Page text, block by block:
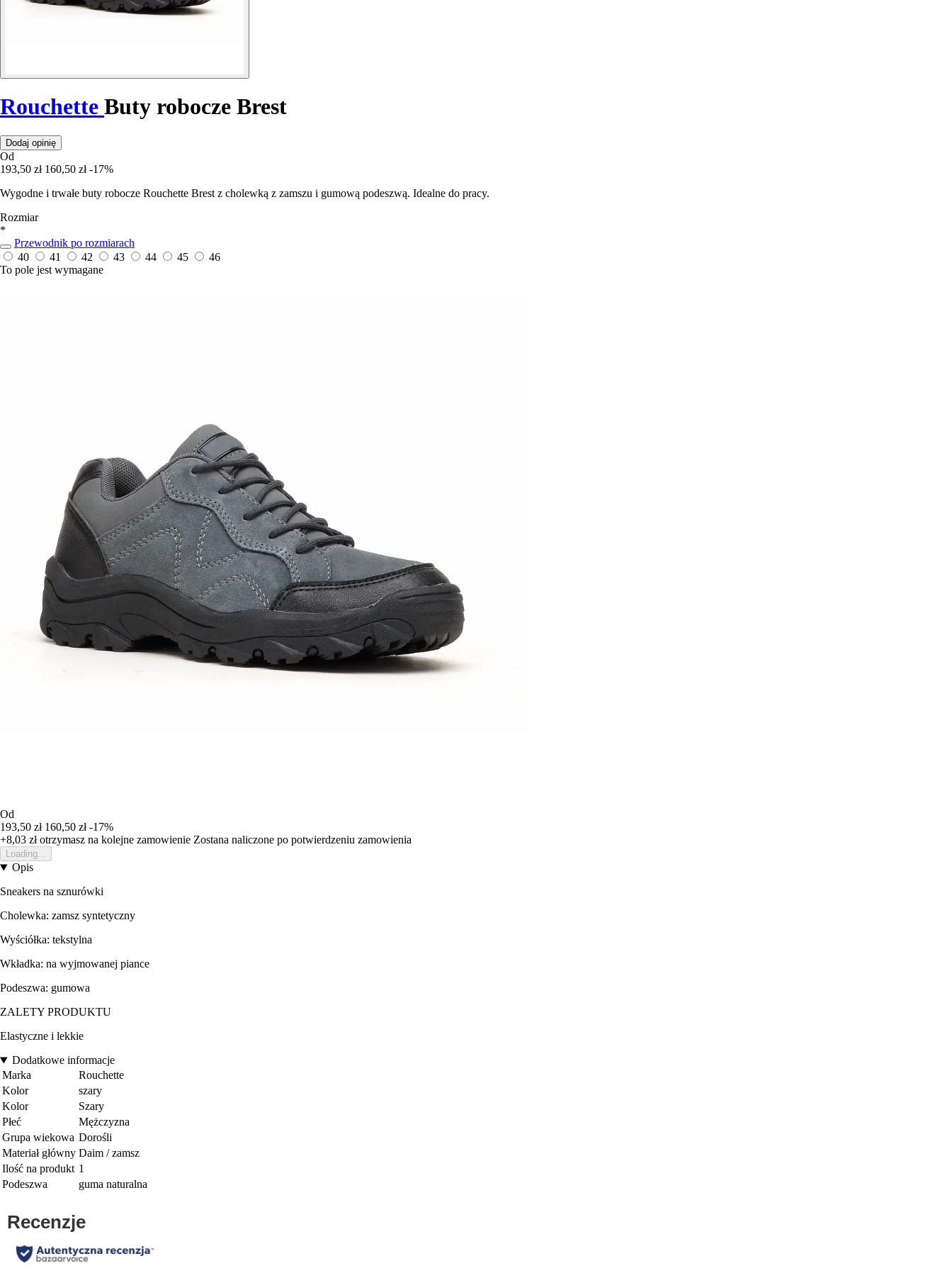
Rouchette Buty robocze Brest
Dodaj opinię
Od
193,50 zł 160,50 zł -17%
Wygodne i trwałe buty robocze Rouchette Brest z cholewką z zamszu i gumową podeszwą. Idealne do pracy.
Rozmiar
*
Przewodnik po rozmiarach
40
41 42 43 44 45
46
To pole jest wymagane
Od
193,50 zł 160,50 zł -17%
+8,03 złotrzymasz na kolejne zamowienie Zostana naliczone po potwierdzeniu zamowienia
Loading...
Opis
Sneakers na sznurówki
Cholewka: zamsz syntetyczny
Wyściółka: tekstylna
Wkładka: na wyjmowanej piance
Podeszwa: gumowa
ZALETY PRODUKTU
Elastyczne i lekkie
Dodatkowe informacje
Marka
Rouchette
Kolor
szary
Kolor
Szary
Płeć
Mężczyzna
Grupa wiekowa Dorośli
Materiał główny Daim / zamsz
Ilość na produkt 1
Podeszwa
guma naturalna